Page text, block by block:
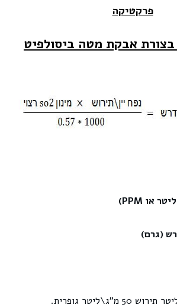
פרקטיקה
בצורת אבקת מטה ביסולפיט
או PPM
)
(גרם)